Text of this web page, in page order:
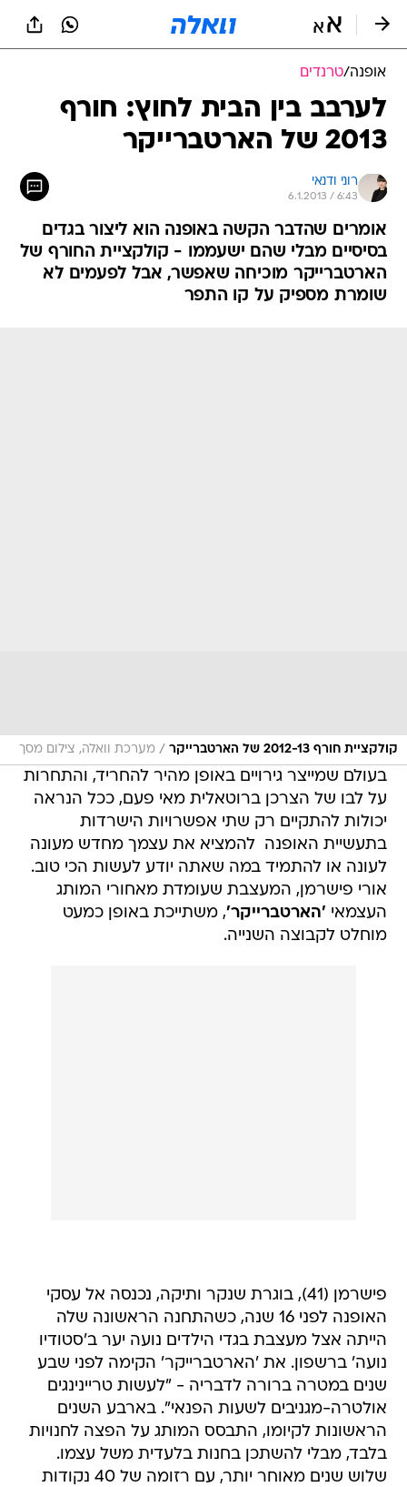
אופנה/טרנדים
לערבב בין הבית לחוץ: חורף
2013 של הארטברייקר
רוני ודנאי
6.1.2013 / 6:43
אומרים שהדבר הקשה באופנה הוא ליצור בגדים
בסיסיים מבלי שהם ישעממו - קולקציית החורף של
הארטברייקר מוכיחה שאפשר, אבל לפעמים לא
שומרת מספיק על קו התפר
קולקציית חורף 2012-13 של הארטברייקר / מערכת וואלה, צילום מסך
בעולם שמייצר גירויים באופן מהיר להחריד, והתחרות
על לבו של הצרכן ברוטאלית מאי פעם, ככל הנראה
יכולות להתקיים רק שתי אפשרויות הישרדות
בתעשיית האופנה  להמציא את עצמך מחדש מעונה
לעונה או להתמיד במה שאתה יודע לעשות הכי טוב.
אורי פישרמן, המעצבת שעומדת מאחורי המותג
העצמאי 'הארטברייקר', משתייכת באופן כמעט
מוחלט לקבוצה השנייה.
פישרמן (41), בוגרת שנקר ותיקה, נכנסה אל עסקי
האופנה לפני 16 שנה, כשהתחנה הראשונה שלה
הייתה אצל מעצבת בגדי הילדים נועה יער ב'סטודיו
נועה' ברשפון. את 'הארטברייקר' הקימה לפני שבע
שנים במטרה ברורה לדבריה - "לעשות טריינינגים
אולטרה-מגניבים לשעות הפנאי". בארבע השנים
הראשונות לקיומו, התבסס המותג על הפצה לחנויות
בלבד, מבלי להשתכן בחנות בלעדית משל עצמו.
שלוש שנים מאוחר יותר, עם רזומה של 40 נקודות